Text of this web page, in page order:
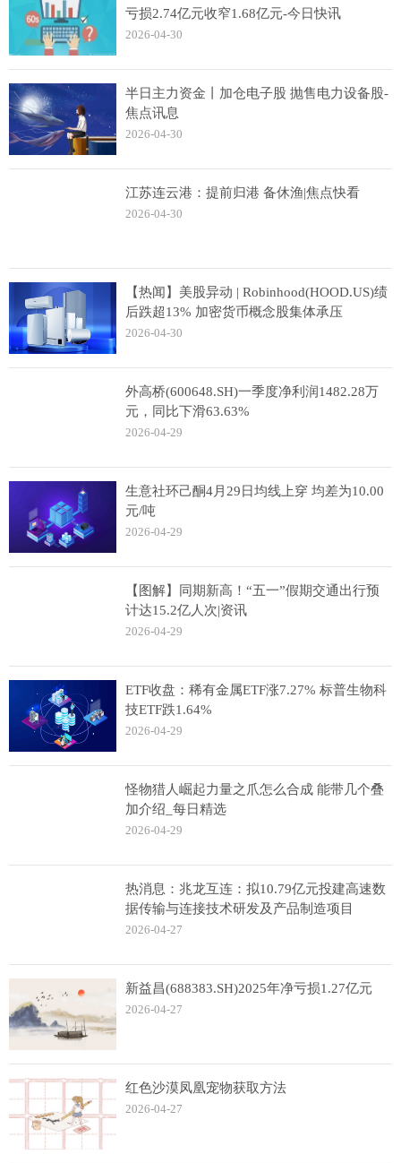
亏损2.74亿元收窄1.68亿元-今日快讯
2026-04-30
半日主力资金丨加仓电子股 抛售电力设备股-
焦点讯息
2026-04-30
江苏连云港：提前归港 备休渔|焦点快看
2026-04-30
【热闻】美股异动 | Robinhood(HOOD.US)绩
后跌超13% 加密货币概念股集体承压
2026-04-30
外高桥(600648.SH)一季度净利润1482.28万
元，同比下滑63.63%
2026-04-29
生意社环己酮4月29日均线上穿 均差为10.00
元/吨
2026-04-29
【图解】同期新高！“五一”假期交通出行预
计达15.2亿人次|资讯
2026-04-29
ETF收盘：稀有金属ETF涨7.27% 标普生物科
技ETF跌1.64%
2026-04-29
怪物猎人崛起力量之爪怎么合成 能带几个叠
加介绍_每日精选
2026-04-29
热消息：兆龙互连：拟10.79亿元投建高速数
据传输与连接技术研发及产品制造项目
2026-04-27
新益昌(688383.SH)2025年净亏损1.27亿元
2026-04-27
红色沙漠凤凰宠物获取方法
2026-04-27